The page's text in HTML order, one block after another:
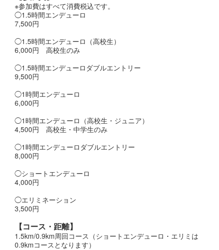
※参加費はすべて消費税込です。
◯1.5時間エンデューロ
7,500円
◯1.5時間エンデューロ（高校生）
6,000円 高校生のみ
◯1.5時間エンデューロダブルエントリー
9,500円
◯1時間エンデューロ
6,000円
◯1時間エンデューロ（高校生・ジュニア）
4,500円 高校生・中学生のみ
◯1時間エンデューロダブルエントリー
8,000円
◯ショートエンデューロ
4,000円
◯エリミネーション
3,500円
【コース・距離】
1.5km/0.9km周回コース（ショートエンデューロ・エリミは
0.9kmコースとなります）